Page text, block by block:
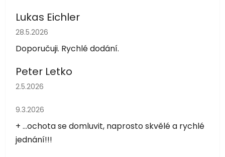
Lukas Eichler
Hodnocení obchodu je 5 z 5 hvězdiček.
28.5.2026
Doporučuji. Rychlé dodání.
Peter Letko
Hodnocení obchodu je 5 z 5 hvězdiček.
2.5.2026
Hodnocení obchodu je 5 z 5 hvězdiček.
9.3.2026
+ ...ochota se domluvit, naprosto skvělé a rychlé
jednání!!!